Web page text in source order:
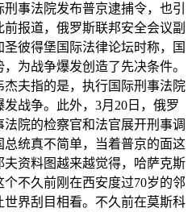
事法院发布普京逮捕令，也引
报道，俄罗斯联邦安全会议副
彼得堡国际法律论坛时称，国
为战争爆发创造了先决条件。
夫指的是，执行国际刑事法院
战争。此外，3月20日，俄罗
院的检察官和法官展开刑事调
统真不简单，当着普京的面这
资料图越来越觉得，哈萨克斯
不久前刚在西安度过70岁的邻
界刮目相看。不久前在莫斯科